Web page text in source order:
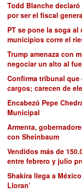
Todd Blanche
por ser el fiscal
PT se pone la soga
municipios corre el
Trump amenaza con
negociar un alto al
Confirma tribunal que
cargos; carecen de
Encabezó Pepe
Municipal
Armenta,
con Sheinbaum
Vendidos más de
entre febrero y julio
Shakira llega a
Lloran’